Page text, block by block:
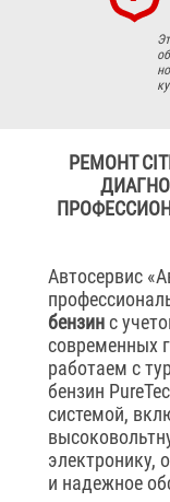
РЕМОНТ
Автосервис
бензинс
современных
работаем с
бензин
системой,
электронику,
и надежное